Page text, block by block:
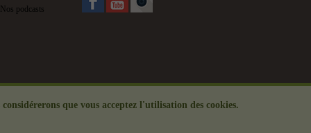
Nos podcasts
que vous acceptez l'utilisation des cookies.